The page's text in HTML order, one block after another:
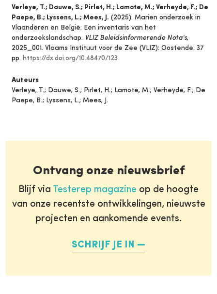
Verleye, T.; Dauwe, S.; Pirlet, H.; Lamote, M.; Verheyde, F.; De
Paepe, B.; Lyssens, L.; Mees, J. (2025). Marien onderzoek in
Vlaanderen en België: Een inventaris van het
onderzoekslandschap. VLIZ Beleidsinformerende Nota's,
2025_001. Vlaams Instituut voor de Zee (VLIZ): Oostende. 37
pp. https://dx.doi.org/10.48470/123
Auteurs
Verleye, T.; Dauwe, S.; Pirlet, H.; Lamote, M.; Verheyde, F.; De
Paepe, B.; Lyssens, L.; Mees, J.
Ontvang onze nieuwsbrief
Blijf via Testerep magazine op de hoogte
van onze recentste ontwikkelingen, nieuwste
projecten en aankomende events.
SCHRIJF JE IN